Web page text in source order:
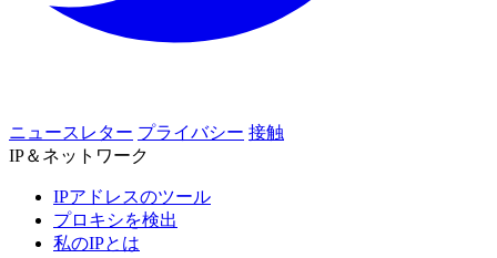
ニュースレター プライバシー 接触
IP＆ネットワーク
IPアドレスのツール
プロキシを検出
私のIPとは